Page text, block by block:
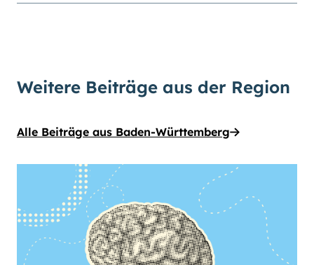
Weitere Beiträge aus der Region
Alle Beiträge aus Baden-Württemberg